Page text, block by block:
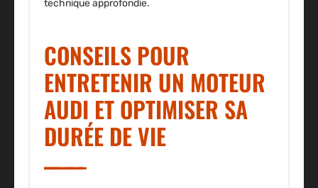
technique approfondie.
CONSEILS POUR
ENTRETENIR UN MOTEUR
AUDI ET OPTIMISER SA
DURÉE DE VIE